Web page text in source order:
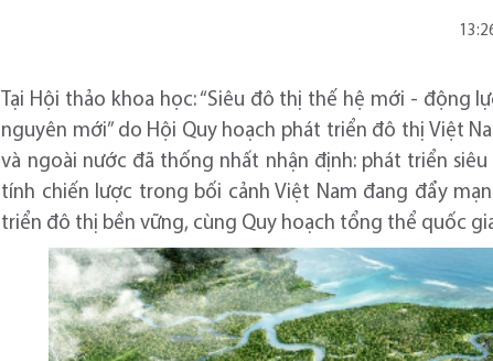
Tại Hội thảo khoa học: “Siêu đô thị thế hệ mới -
nguyên mới” do Hội Quy hoạch phát triển đô thị Việt
và ngoài nước đã thống nhất nhận định: phát triển
tính chiến lược trong bối cảnh Việt Nam đang đẩy
triển đô thị bền vững, cùng Quy hoạch tổng thể quốc